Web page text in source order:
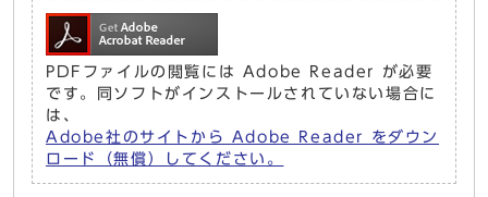
PDFファイルの閲覧には Adobe Reader が必要
です。同ソフトがインストールされていない場合に
は、
Adobe社のサイトから Adobe Reader をダウン
ロード（無償）してください。